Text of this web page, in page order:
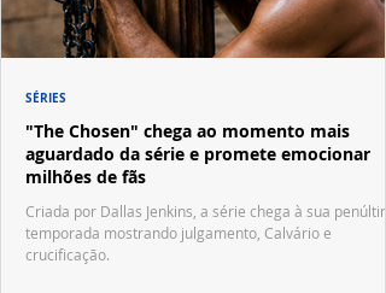
"The Chosen" chega ao momento mais
aguardado da série e promete emocionar
milhões de fãs
Criada por Dallas Jenkins, a série chega à sua
temporada mostrando julgamento, Calvário e
crucificação.
SÉRIES